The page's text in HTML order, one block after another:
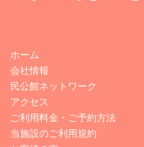
ホーム
会社情報
民公館ネットワーク
アクセス
ご利用料金・ご予約方法
当施設のご利用規約